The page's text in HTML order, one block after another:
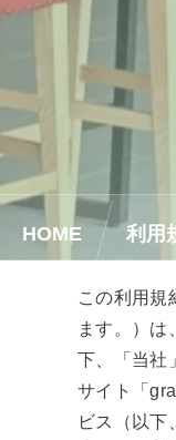
HOME 利用
この利用規
ます。）は
下、「当社
サイト「
ビス（以下